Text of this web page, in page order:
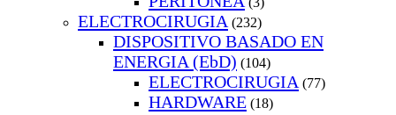
ELECTROCIRUGIA (232)
DISPOSITIVO BASADO EN
ENERGIA (EbD) (104)
ELECTROCIRUGIA (77)
HARDWARE (18)